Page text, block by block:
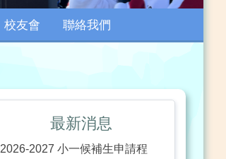
校友會 聯絡我們
最新消息
2026-2027 小一候補生申請程